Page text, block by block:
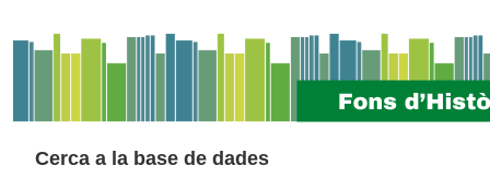
Cerca a la base de dades